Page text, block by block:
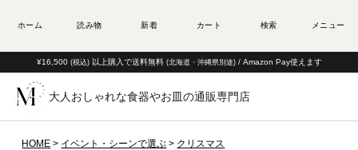
¥16,500 (税込) 以上購入で送料無料 (北海道・沖縄県別途) / Amazon Pay使えます
大人おしゃれな食器やお皿の通販専門店
HOME イベント・シーンで選ぶ
クリスマス